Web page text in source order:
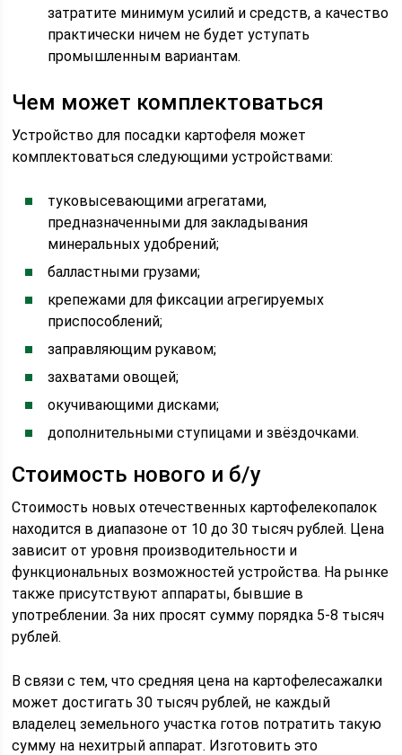
затратите минимум усилий и средств, а качество
практически ничем не будет уступать
промышленным вариантам.
Чем может комплектоваться
Устройство для посадки картофеля может
комплектоваться следующими устройствами:
туковысевающими агрегатами,
предназначенными для закладывания
минеральных удобрений;
балластными грузами;
крепежами для фиксации агрегируемых
приспособлений;
заправляющим рукавом;
захватами овощей;
окучивающими дисками;
дополнительными ступицами и звёздочками.
Стоимость нового и б/у
Стоимость новых отечественных картофелекопалок
находится в диапазоне от 10 до 30 тысяч рублей. Цена
зависит от уровня производительности и
функциональных возможностей устройства. На рынке
также присутствуют аппараты, бывшие в
употреблении. За них просят сумму порядка 5-8 тысяч
рублей.
В связи с тем, что средняя цена на картофелесажалки
может достигать 30 тысяч рублей, не каждый
владелец земельного участка готов потратить такую
сумму на нехитрый аппарат. Изготовить это